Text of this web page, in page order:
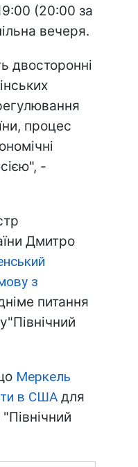
(20:00 за
вечеря.
двосторонні
процес
-
Дмитро
з
питання
Меркель
в США для